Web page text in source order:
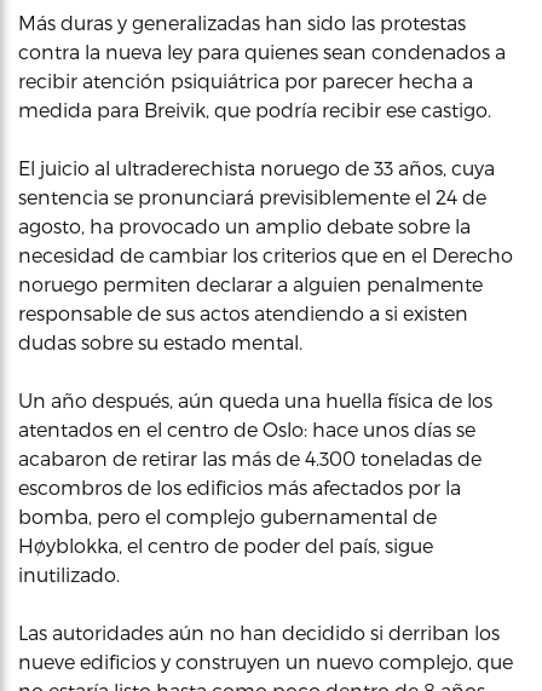
Más duras y generalizadas han sido las protestas
contra la nueva ley para quienes sean condenados a
recibir atención psiquiátrica por parecer hecha a
medida para Breivik, que podría recibir ese castigo.
El juicio al ultraderechista noruego de 33 años, cuya
sentencia se pronunciará previsiblemente el 24 de
agosto, ha provocado un amplio debate sobre la
necesidad de cambiar los criterios que en el Derecho
noruego permiten declarar a alguien penalmente
responsable de sus actos atendiendo a si existen
dudas sobre su estado mental.
Un año después, aún queda una huella física de los
atentados en el centro de Oslo: hace unos días se
acabaron de retirar las más de 4.300 toneladas de
escombros de los edificios más afectados por la
bomba, pero el complejo gubernamental de
Høyblokka, el centro de poder del país, sigue
inutilizado.
Las autoridades aún no han decidido si derriban los
nueve edificios y construyen un nuevo complejo, que